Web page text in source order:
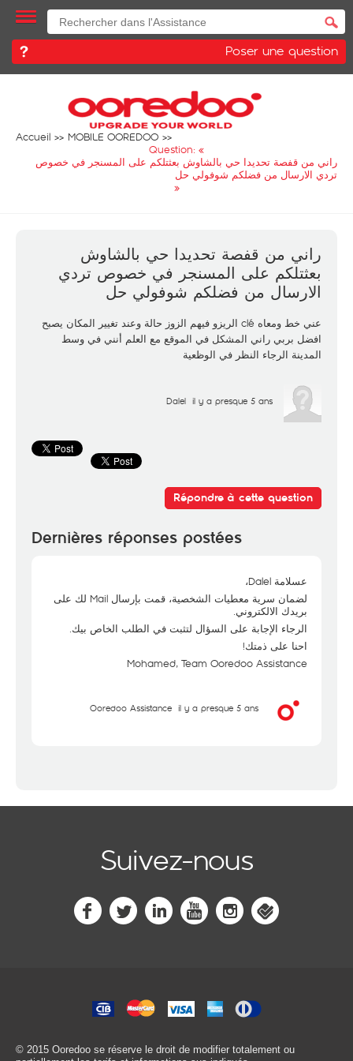
Poser une question
Accueil
MOBILE OOREDOO
Question: «
راني من قفصة تحديدا حي بالشاوش بعثتلكم على المسنجر في خصوص
تردي الارسال من فضلكم شوفولي حل
»
راني من قفصة تحديدا حي بالشاوش
بعثتلكم على المسنجر في خصوص تردي
الارسال من فضلكم شوفولي حل
عني خط ومعاه clé الريزو فيهم الزوز حالة وعند تغيير المكان يصبح
افضل بربي راني المشكل في الموقع مع العلم أنني في وسط
المدينة الرجاء النظر في الوظعية
Dalel il y a presque 5 ans
Répondre à cette question
Dernières réponses postées
عسلامة Dalel،
لضمان سرية معطيات الشخصية، قمت بإرسال Mail لك على
بريدك الالكتروني.
الرجاء الإجابة على السؤال لتثبت في الطلب الخاص بيك.
احنا على ذمتك!
Mohamed, Team Ooredoo Assistance
Ooredoo Assistance il y a presque 5 ans
Suivez-nous
© 2015 Ooredoo se réserve le droit de modifier totalement ou